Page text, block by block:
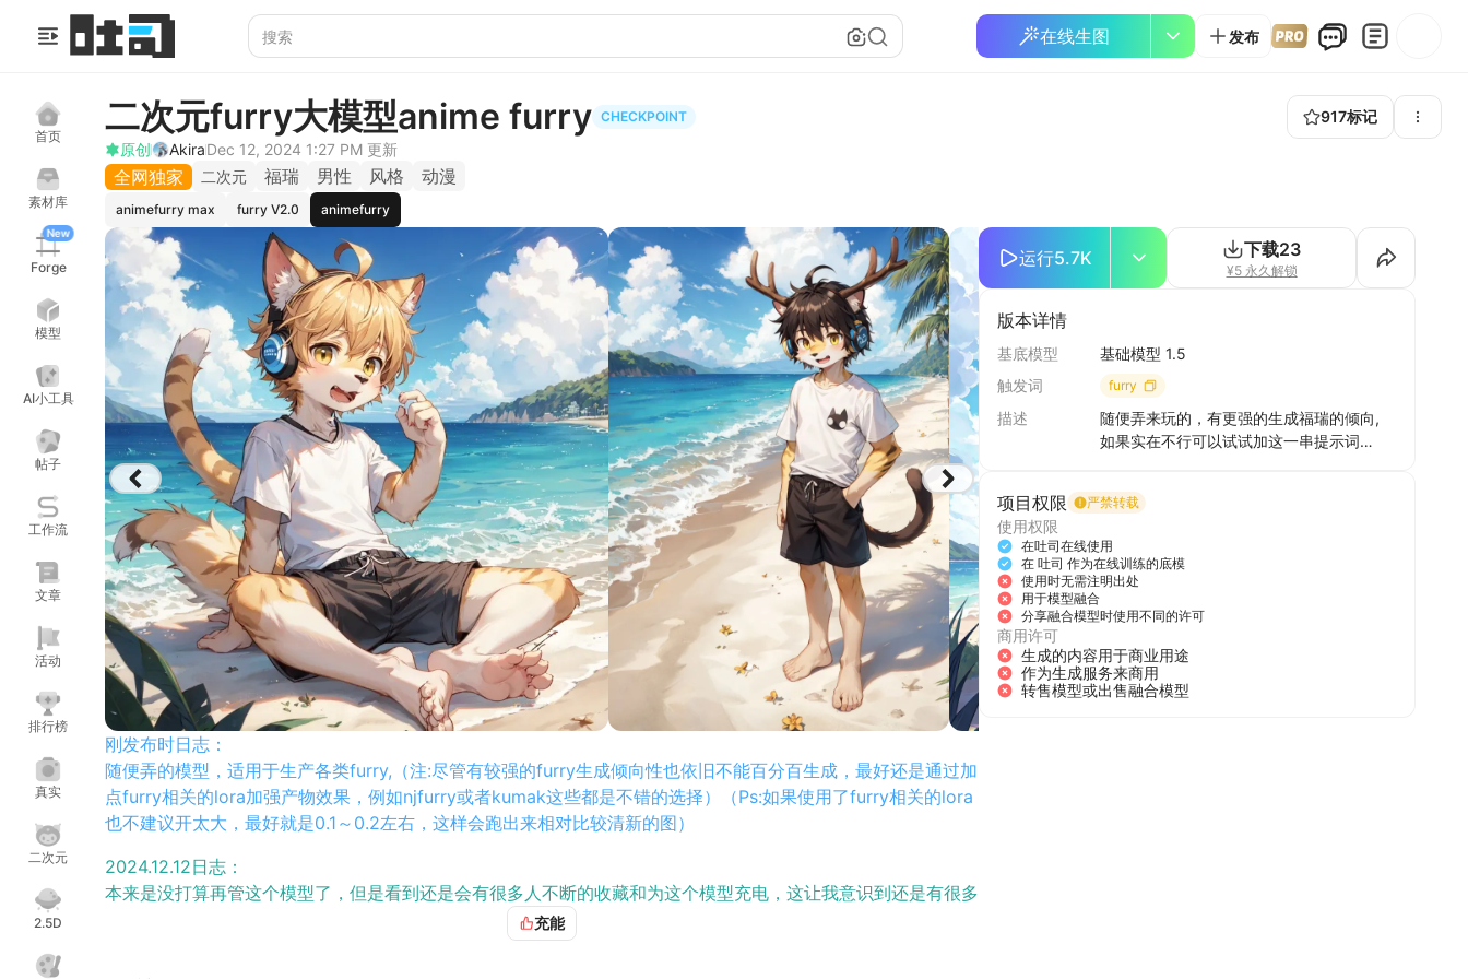
在线生图 发布
首页
素材库
New
Forge
模型
AI小工具
帖子
工作流
文章
活动
排行榜
真实
二次元
2.5D
二次元furry大模型anime furry CHECKPOINT 917标记
原创
AkiraDec 12, 2024 1:27 PM 更新
全网独家 二次元 福瑞 男性 风格 动漫
animefurry max furry V2.0 animefurry
刚发布时日志：
随便弄的模型，适用于生产各类furry,（注:尽管有较强的furry生成倾向性也依旧不能百分百生成，最好还是通过加
点furry相关的lora加强产物效果，例如njfurry或者kumak这些都是不错的选择）（Ps:如果使用了furry相关的lora
也不建议开太大，最好就是0.1～0.2左右，这样会跑出来相对比较清新的图）
2024.12.12日志：
本来是没打算再管这个模型了，但是看到还是会有很多人不断的收藏和为这个模型充电，这让我意识到还是有很多
人需要这个模型的，虽然我个人现在更加喜欢用XL的就是hhh，但是既然有人仍然需要这个模型，那我就对其进行
一些优化吧，以保证让这个模型也跟得上时代（虽然是杯水车薪啦），因为SD1.5的限制，其实优化的地方不多，
充能
运行5.7K 下载23
¥5 永久解锁
版本详情
基底模型
基础模型 1.5
触发词
furry
描述
随便弄来玩的，有更强的生成福瑞的倾向,
如果实在不行可以试试加这一串提示词
whole body, cat ears , Juvenile, Skinny
full body, perfect lighting, masterpiece,
项目权限 严禁转载
使用权限
在吐司在线使用
在 吐司 作为在线训练的底模
使用时无需注明出处
用于模型融合
分享融合模型时使用不同的许可
商用许可
生成的内容用于商业用途
作为生成服务来商用
转售模型或出售融合模型